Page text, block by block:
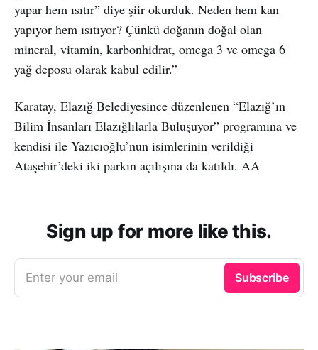
yapar hem ısıtır” diye şiir okurduk. Neden hem kan
yapıyor hem ısıtıyor? Çünkü doğanın doğal olan
mineral, vitamin, karbonhidrat, omega 3 ve omega 6
yağ deposu olarak kabul edilir.”
Karatay, Elazığ Belediyesince düzenlenen “Elazığ’ın
Bilim İnsanları Elazığlılarla Buluşuyor” programına ve
kendisi ile Yazıcıoğlu’nun isimlerinin verildiği
Ataşehir’deki iki parkın açılışına da katıldı. AA
Sign up for more like this.
Enter your email Subscribe